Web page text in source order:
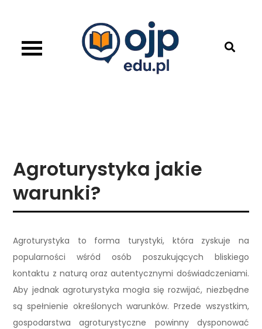
content
Agroturystyka jakie
warunki?
Agroturystyka to forma turystyki, która zyskuje na
popularności wśród osób poszukujących bliskiego
kontaktu z naturą oraz autentycznymi doświadczeniami.
Aby jednak agroturystyka mogła się rozwijać, niezbędne
są spełnienie określonych warunków. Przede wszystkim,
gospodarstwa agroturystyczne powinny dysponować